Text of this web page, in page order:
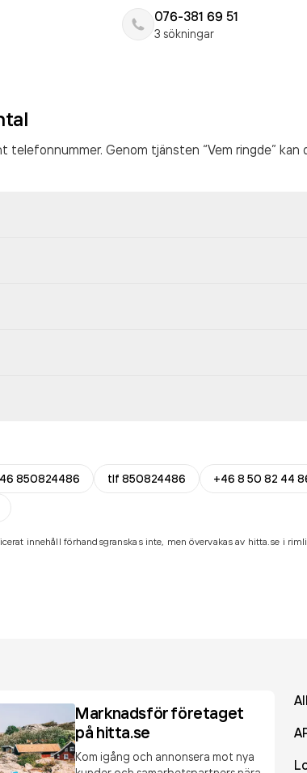
076-381 69 51
3 sökningar
Genom tjänsten “Vem ringde”
850824486 tlf 850824486 +46 8 50 82 44
innehåll förhandsgranskas inte, men övervakas av hitta.se i
Marknadsför företaget
på hitta.se
Kom igång och annonsera mot nya